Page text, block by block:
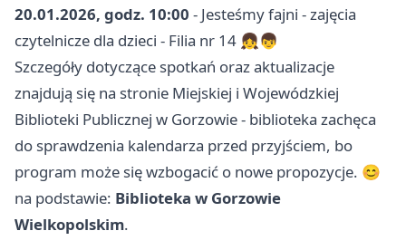
20.01.2026, godz. 10:00 - Jesteśmy fajni - zajęcia
czytelnicze dla dzieci - Filia nr 14 👧👦
Szczegóły dotyczące spotkań oraz aktualizacje
znajdują się na stronie Miejskiej i Wojewódzkiej
Biblioteki Publicznej w Gorzowie - biblioteka zachęca
do sprawdzenia kalendarza przed przyjściem, bo
program może się wzbogacić o nowe propozycje. 😊
na podstawie: Biblioteka w Gorzowie
Wielkopolskim.